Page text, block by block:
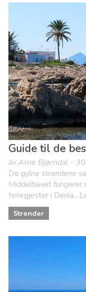
Guide til de
av Arne Bjørndal -
De gylne strendene
Middelhavet fungerer
feriegjester i
Strender